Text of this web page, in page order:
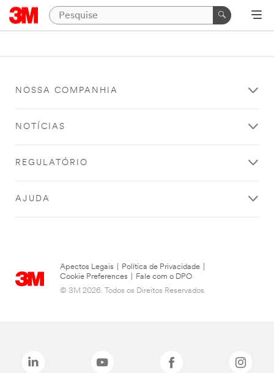
NOSSA COMPANHIA
NOTÍCIAS
REGULATÓRIO
AJUDA
Apectos Legais Política de Privacidade
Cookie Preferences
Fale com o DPO
© 3M 2026. Todos os Direitos Reservados.